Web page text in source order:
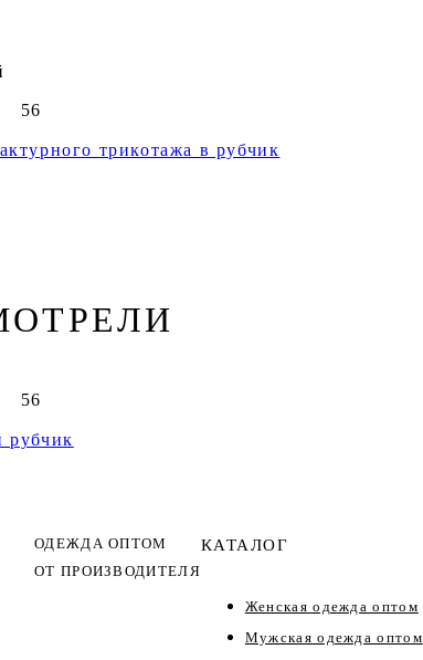
56
трикотажа в рубчик
56
рубчик
ОДЕЖДА ОПТОМ
ОТ ПРОИЗВОДИТЕЛЯ
КАТАЛОГ
Женская одежда оптом
Мужская одежда оптом